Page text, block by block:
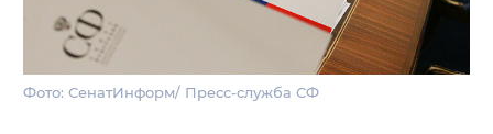
Фото: СенатИнформ/ Пресс-служба СФ